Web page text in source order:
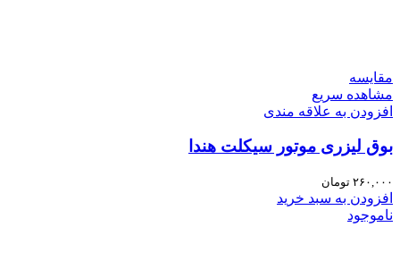
مقایسه
مشاهده سریع
افزودن به علاقه مندی
بوق لیزری موتور سیکلت هندا
۲۶۰,۰۰۰ تومان
افزودن به سبد خرید
ناموجود